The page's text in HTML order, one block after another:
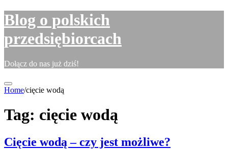
Skip
to
Blog o polskich
przedsiębiorcach
Dołącz do nas już dziś!
Home/cięcie wodą
Tag: cięcie wodą
Cięcie wodą – czy jest możliwe?